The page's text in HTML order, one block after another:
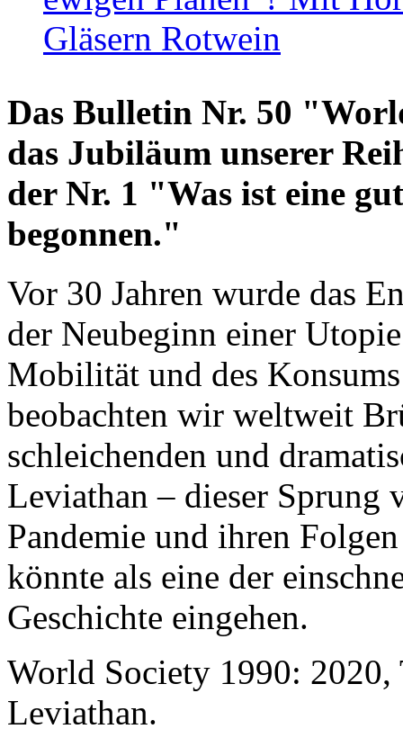
Gläsern Rotwein
Das Bulletin Nr. 50
das Jubiläum unserer
der Nr. 1 "Was ist eine
begonnen."
Vor 30 Jahren wurde das
der Neubeginn einer
Mobilität und des
beobachten wir weltweit
schleichenden und
Leviathan – dieser Sprung
Pandemie und ihren
könnte als eine der
Geschichte eingehen.
World Society 1990: 2020,
Leviathan.